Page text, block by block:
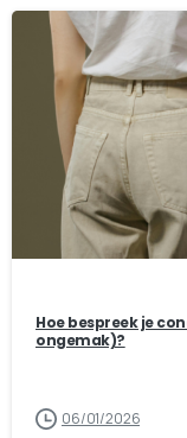
Hoe bespreek je
ongemak)?
06/01/2026